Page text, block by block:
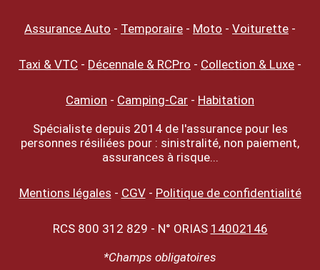
Assurance Auto - Temporaire - Moto - Voiturette -
Taxi & VTC - Décennale & RCPro - Collection & Luxe -
Camion - Camping-Car - Habitation
Spécialiste depuis 2014 de l'assurance pour les
personnes résiliées pour : sinistralité, non paiement,
assurances à risque...
Mentions légales - CGV- Politique de confidentialité
RCS 800 312 829 - N° ORIAS 14002146
*Champs obligatoires